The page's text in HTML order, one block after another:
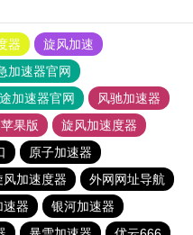
器
旋风加速
加速器官网
加速器官网
风驰加速器
果版
旋风加速度器
原子加速器
风加速度器
外网网址导航
速器
银河加速器